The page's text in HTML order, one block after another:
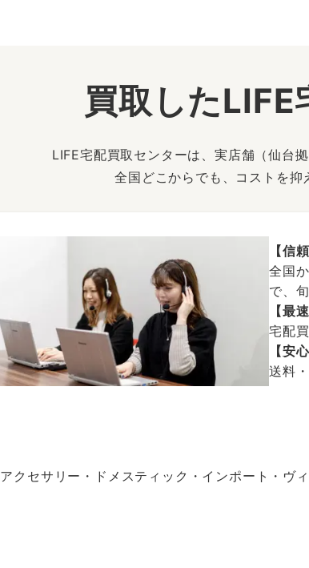
買取した
LIFE宅配買取センターは、実店舗（仙台
全国どこからでも、コストを
【信
全国
で、
【最
宅配
【安
送料
アクセサリー・ドメスティック・インポート・ヴ